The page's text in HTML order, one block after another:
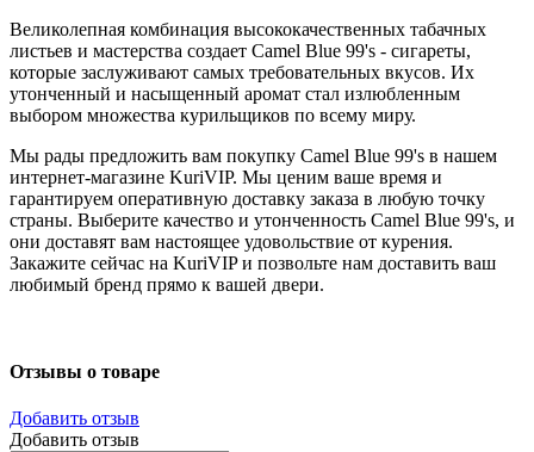
Великолепная комбинация высококачественных табачных
листьев и мастерства создает Camel Blue 99's - сигареты,
которые заслуживают самых требовательных вкусов. Их
утонченный и насыщенный аромат стал излюбленным
выбором множества курильщиков по всему миру.
Мы рады предложить вам покупку Camel Blue 99's в нашем
интернет-магазине KuriVIP. Мы ценим ваше время и
гарантируем оперативную доставку заказа в любую точку
страны. Выберите качество и утонченность Camel Blue 99's, и
они доставят вам настоящее удовольствие от курения.
Закажите сейчас на KuriVIP и позвольте нам доставить ваш
любимый бренд прямо к вашей двери.
Отзывы о товаре
Добавить отзыв
Добавить отзыв